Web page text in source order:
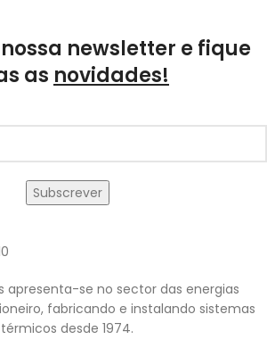
newsletter e fique
as novidades!
apresenta-se no sector das energias
fabricando e instalando sistemas
térmicos desde 1974.